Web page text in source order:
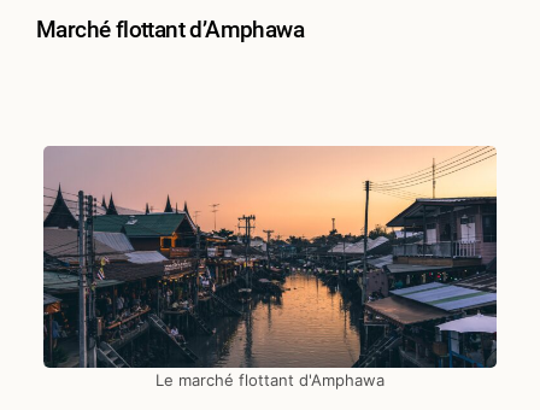
Marché flottant d’Amphawa
Le marché flottant d'Amphawa